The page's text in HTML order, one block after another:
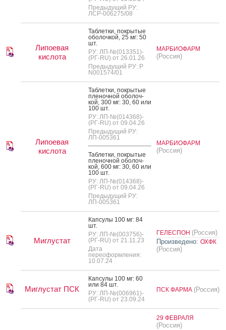
Предыдущий РУ:
ЛСР-006275/08
Липоевая
кислота
Таб­летки, пок­ры­тые
обо­лоч­кой, 25 мг: 50
шт.
РУ: ЛП-№(013351)-
(РГ-RU) от 26.01.26
Предыдущий РУ: Р
N001574/01
МАРБИОФАРМ
(Россия)
Липоевая
кислота
Таб­летки, пок­ры­тые
пле­ноч­ной обо­лоч­
кой, 300 мг: 30, 60 или
100 шт.
РУ: ЛП-№(014368)-
(РГ-RU) от 09.04.26
Предыдущий РУ:
ЛП-005361
Таб­летки, пок­ры­тые
пле­ноч­ной обо­лоч­
кой, 600 мг: 30, 60 или
100 шт.
РУ: ЛП-№(014368)-
(РГ-RU) от 09.04.26
Предыдущий РУ:
ЛП-005361
МАРБИОФАРМ
(Россия)
Миглустат
Кап­су­лы 100 мг: 84
шт.
РУ: ЛП-№(003756)-
(РГ-RU) от 21.11.23
Дата
переоформления:
10.07.24
ГЕЛЕСПОН (Россия)
Произведено: ОХФК
(Россия)
Миглустат ПСК
Кап­су­лы 100 мг: 60
или 84 шт.
РУ: ЛП-№(006961)-
(РГ-RU) от 23.09.24
ПСК ФАРМА (Россия)
29 ФЕВРАЛЯ
(Россия)